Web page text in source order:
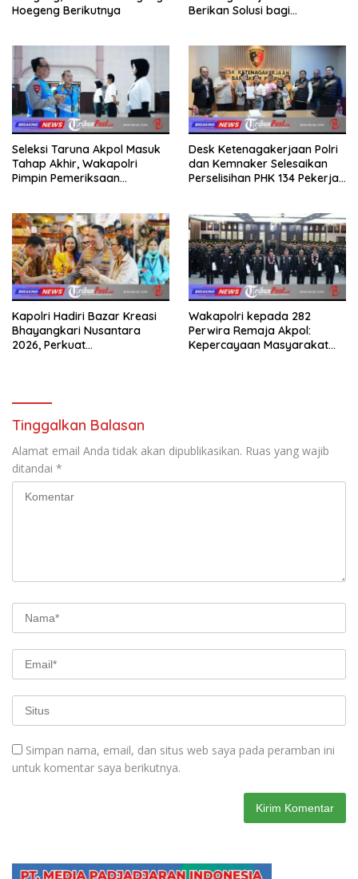
Hoegeng Berikutnya
Berikan Solusi bagi
Seleksi Taruna Akpol Masuk
Tahap Akhir, Wakapolri
Pimpin Pemeriksaan
Desk Ketenagakerjaan Polri
dan Kemnaker Selesaikan
Perselisihan PHK 134 Pekerja
Kapolri Hadiri Bazar Kreasi
Bhayangkari Nusantara
2026, Perkuat
Wakapolri kepada 282
Perwira Remaja Akpol:
Kepercayaan Masyarakat
Tinggalkan Balasan
Alamat email Anda tidak akan dipublikasikan. Ruas yang wajib
ditandai *
Simpan nama, email, dan situs web saya pada peramban ini
untuk komentar saya berikutnya.